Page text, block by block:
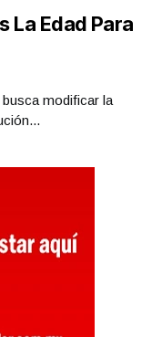
La Edad Para
modificar la